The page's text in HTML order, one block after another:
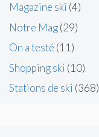
Magazine ski (4)
Notre Mag(29)
On a testé (11)
Shopping ski (10)
Stations de ski (368)